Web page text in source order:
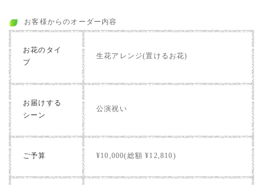
お客様からのオーダー内容
お花のタイ
プ
生花アレンジ(置けるお花)
お届けする
シーン
公演祝い
ご予算 ¥10,000(総額 ¥12,810)